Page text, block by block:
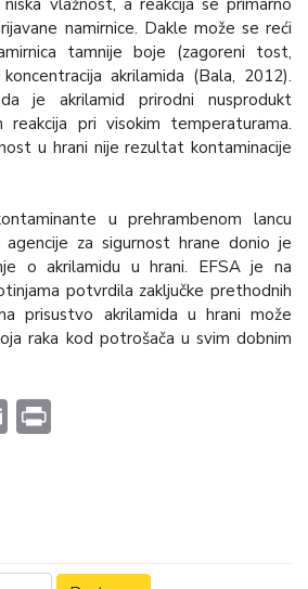
namirnice. Dakle može se reći
tamnije boje (zagoreni tost,
akrilamida (Bala, 2012).
je akrilamid prirodni nusprodukt
reakcija pri visokim temperaturama.
u hrani nije rezultat kontaminacije
u prehrambenom lancu
agencije za sigurnost hrane donio je
o akrilamidu u hrani. EFSA je na
potvrdila zaključke prethodnih
prisustvo akrilamida u hrani može
raka kod potrošača u svim dobnim
Email